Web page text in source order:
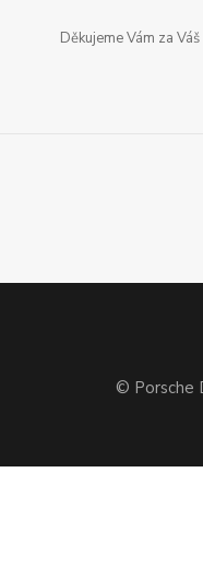
Děkujeme Vám za
© Porsche